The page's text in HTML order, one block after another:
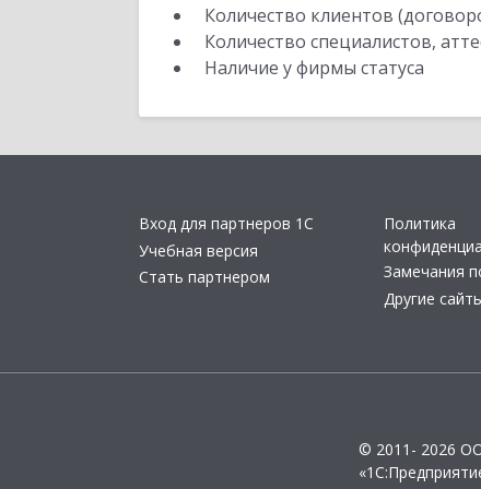
Количество клиентов
Количество специалистов,
Наличие у фирмы статуса
Вход для партнеров 1С
Учебная версия
Стать партнером
Политика
Замечания
Другие
© 2011- 2026